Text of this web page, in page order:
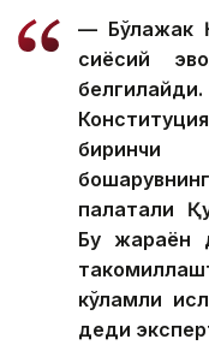
— Бўлажак
сиёсий
биринчи
палатали
Бу жараён
кўламли
деди